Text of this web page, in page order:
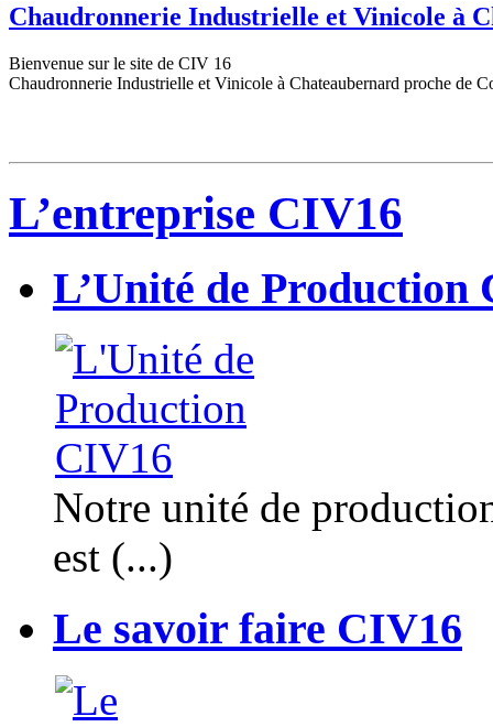
Chaudronnerie Industrielle et Vinicole à
Bienvenue sur le site de CIV 16
Chaudronnerie Industrielle et Vinicole à Chateaubernard proche de
L’entreprise CIV16
L’Unité de Production
Notre unité de
est (...)
Le savoir faire CIV16